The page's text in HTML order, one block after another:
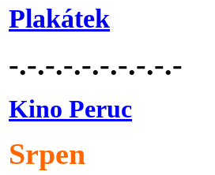
Plakátek
-.-.-.-.-.-.-.-.-.-
Kino Peruc
Srpen